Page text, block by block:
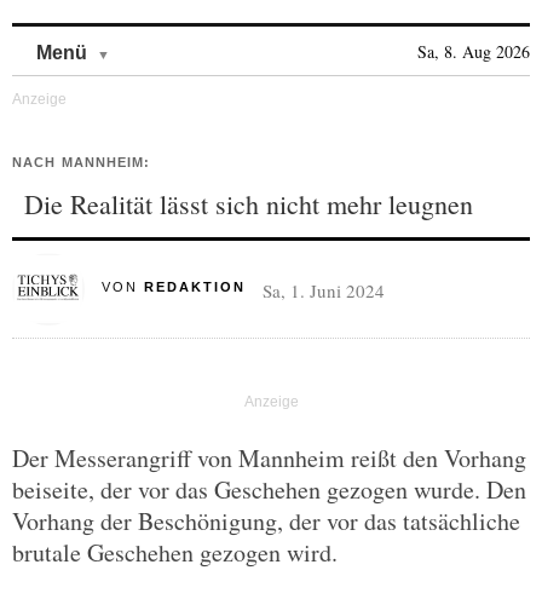
Menü Sa, 8. Aug 2026
NACH MANNHEIM:
Die Realität lässt sich nicht mehr leugnen
VON REDAKTION Sa, 1. Juni 2024
Der Messerangriff von Mannheim reißt den Vorhang
beiseite, der vor das Geschehen gezogen wurde. Den
Vorhang der Beschönigung, der vor das tatsächliche
brutale Geschehen gezogen wird.